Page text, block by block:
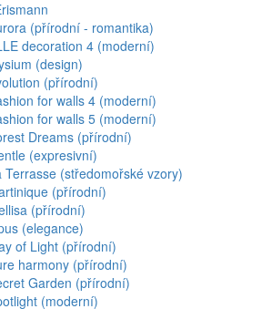
(přírodní - romantika)
decoration 4 (moderní)
(design)
(přírodní)
for walls 4 (moderní)
for walls 5 (moderní)
Dreams (přírodní)
(expresivní)
Terrasse (středomořské vzory)
(přírodní)
(přírodní)
(elegance)
of Light (přírodní)
harmony (přírodní)
Garden (přírodní)
(moderní)